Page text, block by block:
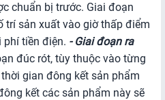
chuẩn bị trước. Giai đoạn
trí sản xuất vào giờ thấp điểm
phí tiền điện. - Giai đoạn ra
đúc rót, tùy thuộc vào từng
gian đông kết sản phẩm
kết các sản phẩm này sẽ